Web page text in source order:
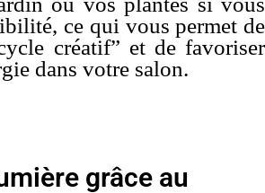
ce qui vous permet de
créatif” et de favoriser
dans votre salon.
grâce au